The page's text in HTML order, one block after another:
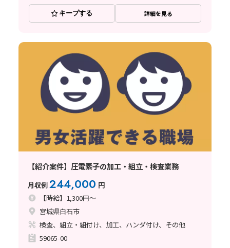
キープする 詳細を見る
【紹介案件】圧電素子の加工・組立・検査業務
月収例244,000 円
【時給】1,300円～
宮城県白石市
検査、組立・組付け、加工、ハンダ付け、その他
59065-00